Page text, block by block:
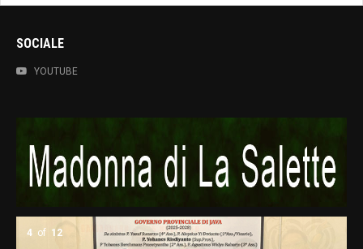
SOCIALE
YOUTUBE
4 of 12